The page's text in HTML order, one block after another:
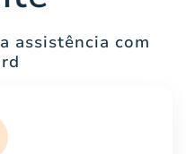
assistência com